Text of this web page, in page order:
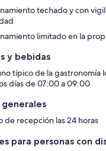
techado y con
limitado en la
y bebidas
típico de la gastronomía
días de 07:00 a 09:00
de recepción las 24 horas
para personas con